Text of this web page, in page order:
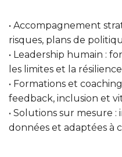
• Accompagnement
risques, plans de
• Leadership humain :
les limites et la
• Formations et
feedback, inclusion et
• Solutions sur mesure
données et adaptées à